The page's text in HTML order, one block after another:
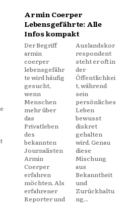
Armin Coerper
Lebensgefährte: Alle
Infos kompakt
Der Begriff
armin
coerper
lebensgefähr
te wird häufig
gesucht,
wenn
Menschen
mehr über
das
Privatleben
des
bekannten
Journalisten
Armin
Coerper
erfahren
möchten. Als
erfahrener
Reporter und
Auslandskor
respondent
steht er oft in
der
Öffentlichkei
t, während
sein
persönliches
Leben
bewusst
diskret
gehalten
wird. Genau
diese
Mischung
aus
Bekanntheit
und
Zurückhaltu
ng...